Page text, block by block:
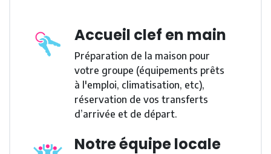
Accueil clef en main
Préparation de la maison pour
votre groupe (équipements prêts
à l'emploi, climatisation, etc),
réservation de vos transferts
d’arrivée et de départ.
Notre équipe locale